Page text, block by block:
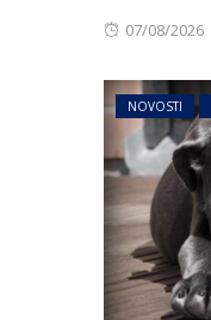
Posted
07/08/2026
NOVOSTI